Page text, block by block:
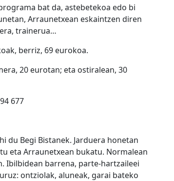
bat da, astebetekoa edo bi
Arraunetxean eskaintzen diren
trainerua…
berriz, 69 eurokoa.
20 eurotan; eta ostiralean, 30
677
du Begi Bistanek. Jarduera honetan
eta Arraunetxean bukatu. Normalean
Ibilbidean barrena, parte-hartzaileei
ontziolak, aluneak, garai bateko